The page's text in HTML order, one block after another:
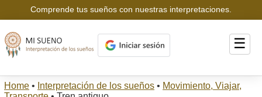
Comprende tus sueños con nuestras interpretaciones.
☰
Home • Interpretación de los sueños • Movimiento, Viajar,